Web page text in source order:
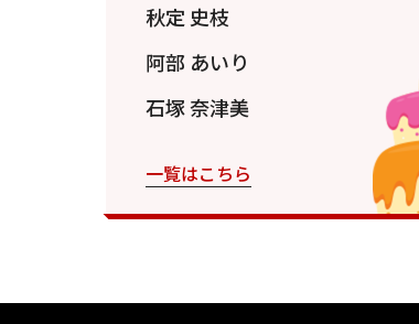
秋定 史枝
阿部 あいり
石塚 奈津美
一覧はこちら